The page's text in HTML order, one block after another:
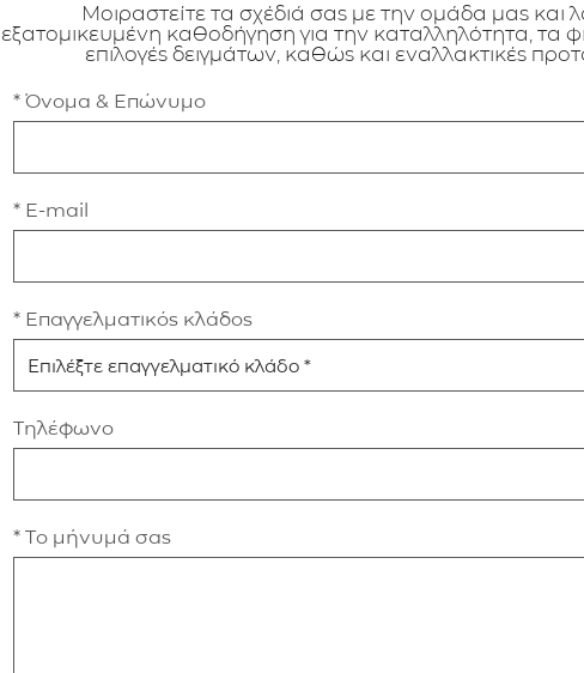
Μοιραστείτε τα σχέδιά σας με την ομάδα μας και
εξατομικευμένη καθοδήγηση για την καταλληλότητα, τα
επιλογές δειγμάτων, καθώς και εναλλακτικές
* Όνομα & Επώνυμο
* E-mail
* Επαγγελματικός κλάδος
Τηλέφωνο
* Το μήνυμά σας